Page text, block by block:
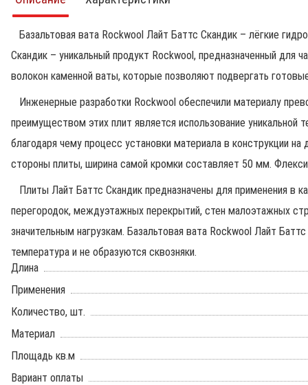
Базальтовая вата Rockwool Лайт Баттс Скандик – лёгкие
Скандик – уникальный продукт Rockwool, предназначенный для
волокон каменной ваты, которые позволяют подвергать
Инженерные разработки Rockwool обеспечили материалу
преимуществом этих плит является использование уникальной
благодаря чему процесс установки материала в конструкции
стороны плиты, ширина самой кромки составляет 50 мм.
Плиты Лайт Баттс Скандик предназначены для применения в
перегородок, междуэтажных перекрытий, стен малоэтажных
значительным нагрузкам. Базальтовая вата Rockwool Лайт
температура и не образуются сквозняки.
Длина
Применения
Количество, шт.
Материал
Площадь кв.м
Вариант оплаты